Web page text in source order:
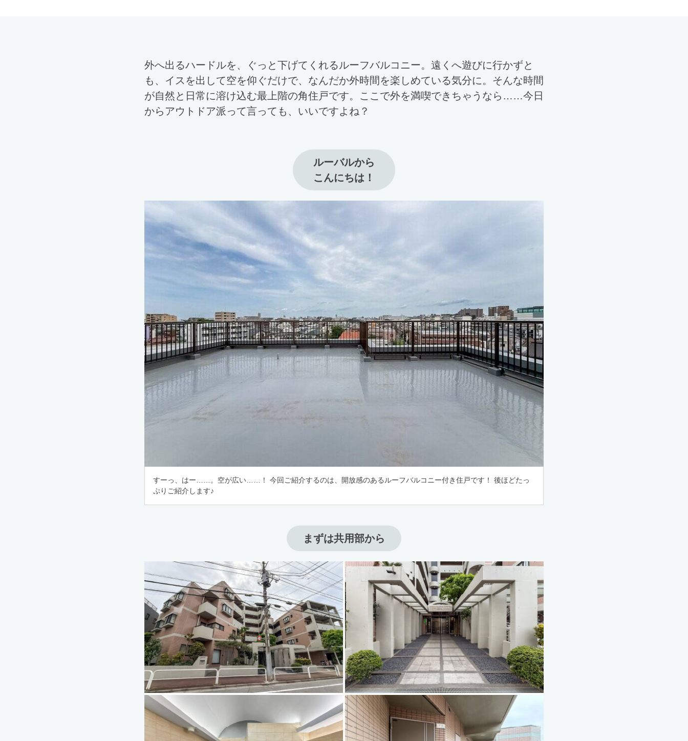
外へ出るハードルを、ぐっと下げてくれるルーフバルコニー。遠くへ遊びに行かずと
も、イスを出して空を仰ぐだけで、なんだか外時間を楽しめている気分に。そんな時間
が自然と日常に溶け込む最上階の角住戸です。ここで外を満喫できちゃうなら……今日
からアウトドア派って言っても、いいですよね？
ルーバルから
こんにちは！
すーっ、はー……。空が広い……！ 今回ご紹介するのは、開放感のあるルーフバルコニー付き住戸です！ 後ほどたっ
ぷりご紹介します♪
まずは共用部から